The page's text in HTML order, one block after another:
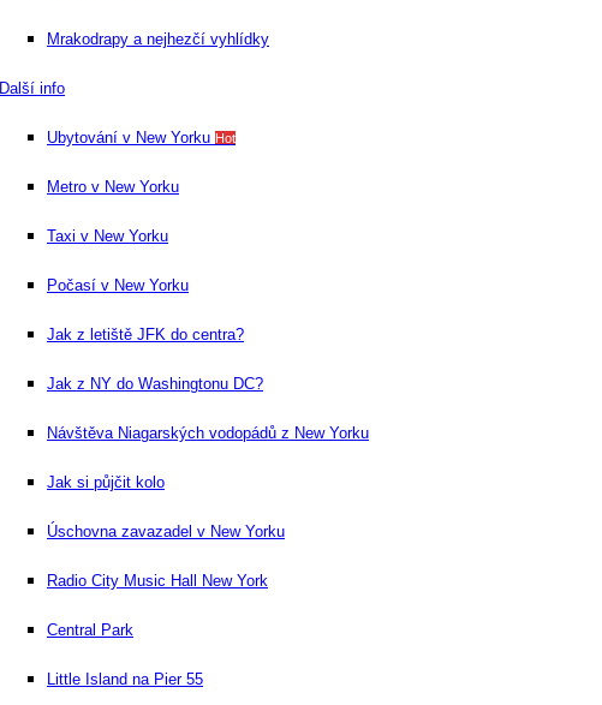
Mrakodrapy a nejhezčí vyhlídky
Další info
Ubytování v New Yorku Hot
Metro v New Yorku
Taxi v New Yorku
Počasí v New Yorku
Jak z letiště JFK do centra?
Jak z NY do Washingtonu DC?
Návštěva Niagarských vodopádů z New Yorku
Jak si půjčit kolo
Úschovna zavazadel v New Yorku
Radio City Music Hall New York
Central Park
Little Island na Pier 55